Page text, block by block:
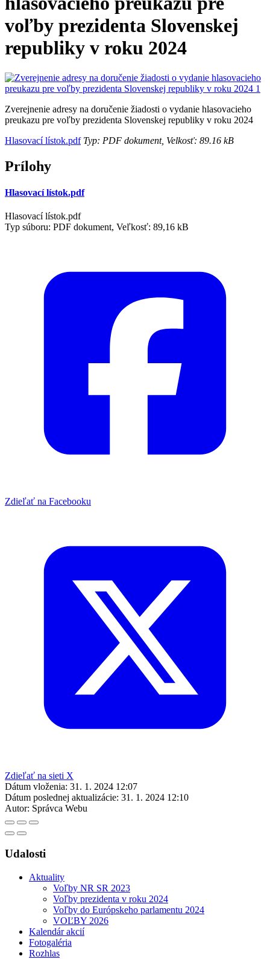
voľby prezidenta Slovenskej
republiky v roku 2024
Zverejnenie adresy na doručenie žiadosti o vydanie hlasovacieho
preukazu pre voľby prezidenta Slovenskej republiky v roku 2024
Hlasovací lístok.pdfTyp: PDF dokument, Velkosť: 89.16 kB
Prílohy
Hlasovací lístok.pdf
Hlasovací lístok.pdf
Typ súboru: PDF dokument, Veľkosť: 89,16 kB
Zdieľať na Facebooku
Zdieľať na sieti X
Dátum vloženia: 31. 1. 2024 12:07
Dátum poslednej aktualizácie: 31. 1. 2024 12:10
Autor: Správca Webu
Udalosti
Aktuality
Voľby NR SR 2023
Voľby prezidenta v roku 2024
Voľby do Európskeho parlamentu 2024
VOĽBY 2026
Kalendár akcií
Fotogaléria
Rozhlas